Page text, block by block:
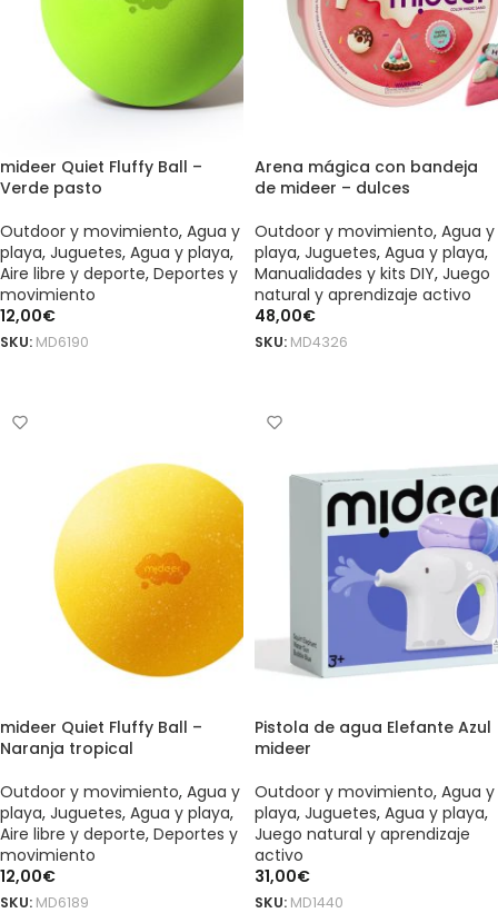
mideer Quiet Fluffy Ball –
Verde pasto
Outdoor y movimiento, Agua y
playa, Juguetes, Agua y playa,
Aire libre y deporte, Deportes y
movimiento
12,00€
SKU: MD6190
Arena mágica con bandeja
de mideer – dulces
Outdoor y movimiento, Agua y
playa, Juguetes, Agua y playa,
Manualidades y kits DIY, Juego
natural y aprendizaje activo
48,00€
SKU: MD4326
mideer Quiet Fluffy Ball –
Naranja tropical
Outdoor y movimiento, Agua y
playa, Juguetes, Agua y playa,
Aire libre y deporte, Deportes y
movimiento
12,00€
SKU: MD6189
Pistola de agua Elefante Azul
mideer
Outdoor y movimiento, Agua y
playa, Juguetes, Agua y playa,
Juego natural y aprendizaje
activo
31,00€
SKU: MD1440